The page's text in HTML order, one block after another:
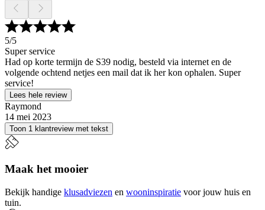
5/5
Super service
Had op korte termijn de S39 nodig, besteld via internet en de
volgende ochtend netjes een mail dat ik her kon ophalen. Super
service!
Lees hele review
Raymond
14 mei 2023
Toon 1 klantreview met tekst
Maak het mooier
Bekijk handige klusadviezen en wooninspiratie voor jouw huis en
tuin.